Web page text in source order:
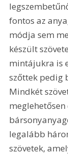
fontos az
módja sem
készült
mintájukra is
szőttek pedig
Mindkét
legalább
szövetek,